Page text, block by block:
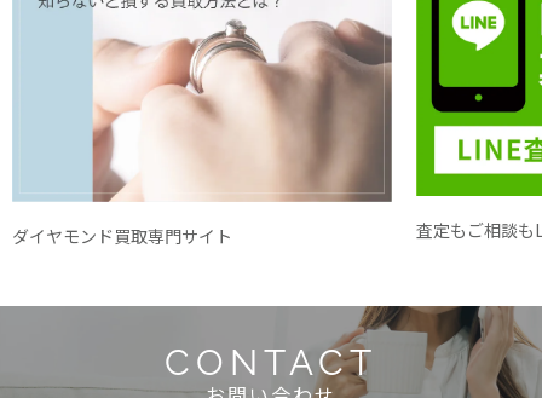
ダイヤモンド買取専門サイト 査定もご相談も
CONTACT